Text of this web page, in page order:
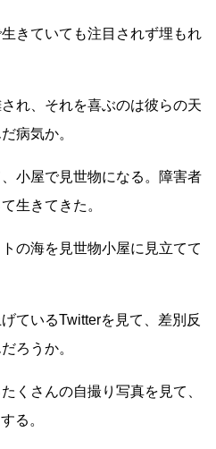
きていても注目されず埋もれ
れ、それを喜ぶのは彼らの天
病気か。
小屋で見世物になる。障害者
生きてきた。
の海を見世物小屋に見立てて
ているTwitterを見て、差別反
ろうか。
くさんの自撮り写真を見て、
る。